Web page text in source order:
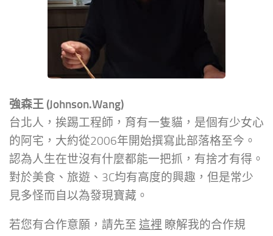
強森王 (Johnson.Wang)
台北人，挨踢工程師，育有一隻貓，是個有少女心
的阿宅，大約從2006年開始撰寫此部落格至今。
認為人生在世沒有什麼都能一把抓，有捨才有得。
對於美食、旅遊、3C均有高度的興趣，但是常少
見多怪而自以為發現寶藏。
若您有合作意願，請先至 這裡 瞭解我的合作規